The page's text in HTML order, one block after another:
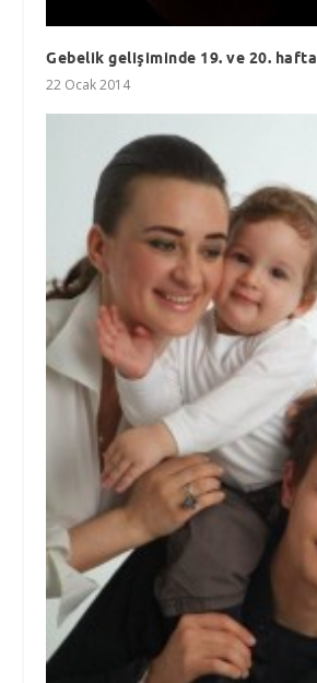
Gebelik gelişiminde 19. ve 20. hafta
22 Ocak 2014